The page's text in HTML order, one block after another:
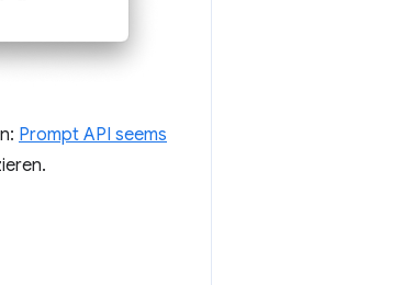
Prompt API seems